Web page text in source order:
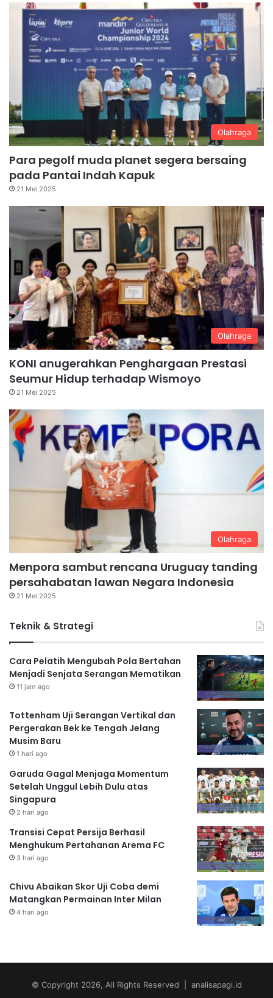
Olahraga
Para pegolf muda planet segera bersaing
pada Pantai Indah Kapuk
21 Mei 2025
Olahraga
KONI anugerahkan Penghargaan Prestasi
Seumur Hidup terhadap Wismoyo
21 Mei 2025
Olahraga
Menpora sambut rencana Uruguay tanding
persahabatan lawan Negara Indonesia
21 Mei 2025
Teknik & Strategi
Cara Pelatih Mengubah Pola Bertahan
Menjadi Senjata Serangan Mematikan
11 jam ago
Tottenham Uji Serangan Vertikal dan
Pergerakan Bek ke Tengah Jelang
Musim Baru
1 hari ago
Garuda Gagal Menjaga Momentum
Setelah Unggul Lebih Dulu atas
Singapura
2 hari ago
Transisi Cepat Persija Berhasil
Menghukum Pertahanan Arema FC
3 hari ago
Chivu Abaikan Skor Uji Coba demi
Matangkan Permainan Inter Milan
4 hari ago
© Copyright 2026, All Rights Reserved | analisapagi.id